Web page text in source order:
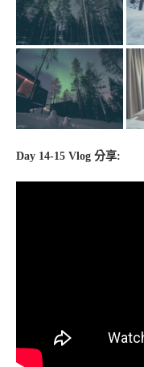
Day 14-15 Vlog 分享: